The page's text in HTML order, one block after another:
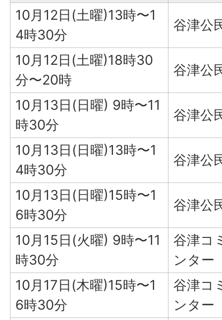
10月12日(土曜)13時〜1
4時30分
谷津公
10月12日(土曜)18時30
分〜20時
谷津公
10月13日(日曜) 9時〜11
時30分
谷津公
10月13日(日曜)13時〜1
4時30分
谷津公
10月13日(日曜)15時〜1
6時30分
谷津公
10月15日(火曜) 9時〜11
時30分
谷津コ
ンター
10月17日(木曜)15時〜1
6時30分
谷津コ
ンター